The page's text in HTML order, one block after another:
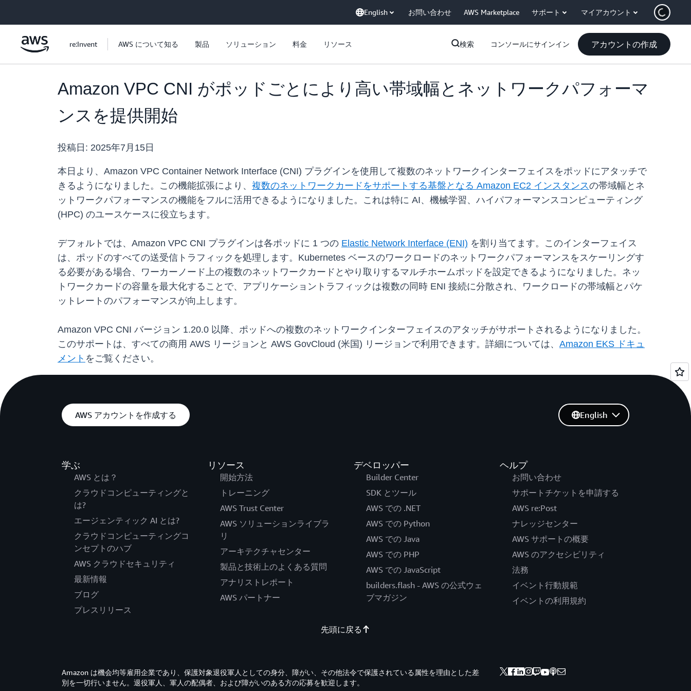
English お問い合わせ AWS Marketplace サポート マイアカウント
re:Invent AWS について知る 製品 ソリューション 料金 リソース 検索 コンソールにサインイン アカウントの作成
Amazon VPC CNI がポッドごとにより高い帯域幅とネットワークパフォーマ
ンスを提供開始
投稿日: 2025年7月15日
本日より、Amazon VPC Container Network Interface (CNI) プラグインを使用して複数のネットワークインターフェイスをポッドにアタッチで
きるようになりました。この機能拡張により、 複数のネットワークカードをサポートする基盤となる Amazon EC2 インスタンスの帯域幅とネ
ットワークパフォーマンスの機能をフルに活用できるようになりました。これは特に AI、機械学習、ハイパフォーマンスコンピューティング
(HPC) のユースケースに役立ちます。
デフォルトでは、Amazon VPC CNI プラグインは各ポッドに 1 つの Elastic Network Interface (ENI) を割り当てます。このインターフェイス
は、ポッドのすべての送受信トラフィックを処理します。Kubernetes ベースのワークロードのネットワークパフォーマンスをスケーリングす
る必要がある場合、ワーカーノード上の複数のネットワークカードとやり取りするマルチホームポッドを設定できるようになりました。ネッ
トワークカードの容量を最大化することで、アプリケーショントラフィックは複数の同時 ENI 接続に分散され、ワークロードの帯域幅とパケ
ットレートのパフォーマンスが向上します。
Amazon VPC CNI バージョン 1.20.0 以降、ポッドへの複数のネットワークインターフェイスのアタッチがサポートされるようになりました。
このサポートは、すべての商用 AWS リージョンと AWS GovCloud (米国) リージョンで利用できます。詳細については、 Amazon EKS ドキュ
メント をご覧ください。
AWS アカウントを作成する
学ぶ
AWS とは？
クラウドコンピューティングと
は?
エージェンティック AI とは?
クラウドコンピューティングコ
ンセプトのハブ
AWS クラウドセキュリティ
最新情報
ブログ
プレスリリース
リソース
開始方法
トレーニング
AWS Trust Center
AWS ソリューションライブラ
リ
アーキテクチャセンター
製品と技術上のよくある質問
アナリストレポート
AWS パートナー
デベロッパー
Builder Center
SDK とツール
AWS での .NET
AWS での Python
AWS での Java
AWS での PHP
AWS での JavaScript
builders.flash - AWS の公式ウェ
ブマガジン
ヘルプ
お問い合わせ
サポートチケットを申請する
AWS re:Post
ナレッジセンター
AWS サポートの概要
AWS のアクセシビリティ
法務
イベント行動規範
イベントの利用規約
English
先頭に戻る
Amazon は機会均等雇用企業であり、保護対象退役軍人としての身分、障がい、その他法令で保護されている属性を理由とした差
別を一切行いません。退役軍人、軍人の配偶者、および障がいのある方の応募を歓迎します。